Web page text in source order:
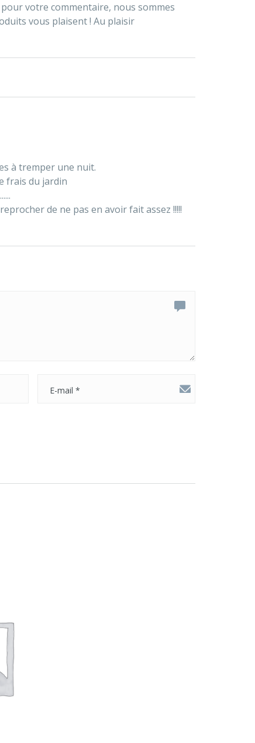
votre commentaire, nous sommes
vous plaisent ! Au plaisir
à tremper une nuit.
frais du jardin
de ne pas en avoir fait assez !!!!!